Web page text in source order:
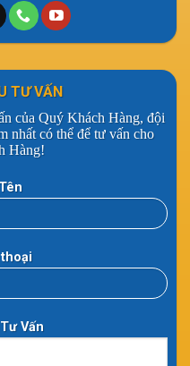
TƯ VẤN
của Quý Khách Hàng, đội
nhất có thể để tư vấn cho
Hàng!
Vấn